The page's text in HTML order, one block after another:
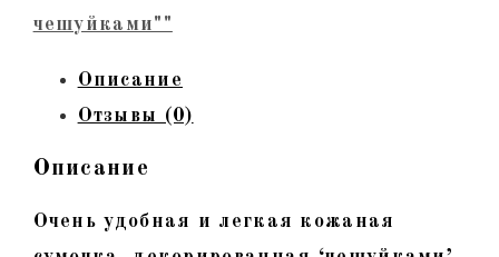
бордо
чешуйками""
Описание
Отзывы (0)
Описание
Очень удобная и легкая кожаная